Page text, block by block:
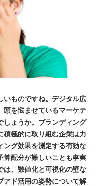
ものですね。デジタル広
頭を悩ませているマーケテ
しょうか。ブランディング
積極的に取り組む企業は力
ング効果を測定する有効な
算配分が難しいことも事実
は、数値化と可視化の壁な
アド活用の姿勢について解